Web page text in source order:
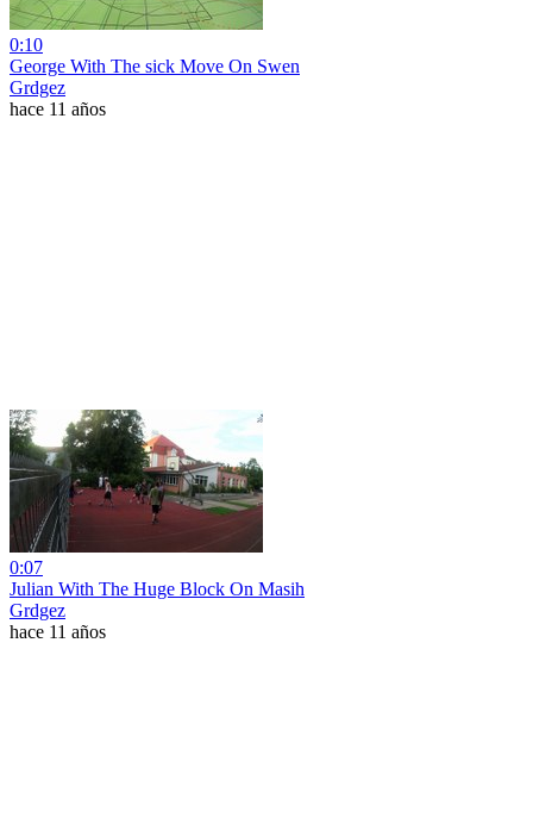
0:10
George With The sick Move On Swen
Grdgez
hace 11 años
0:07
Julian With The Huge Block On Masih
Grdgez
hace 11 años